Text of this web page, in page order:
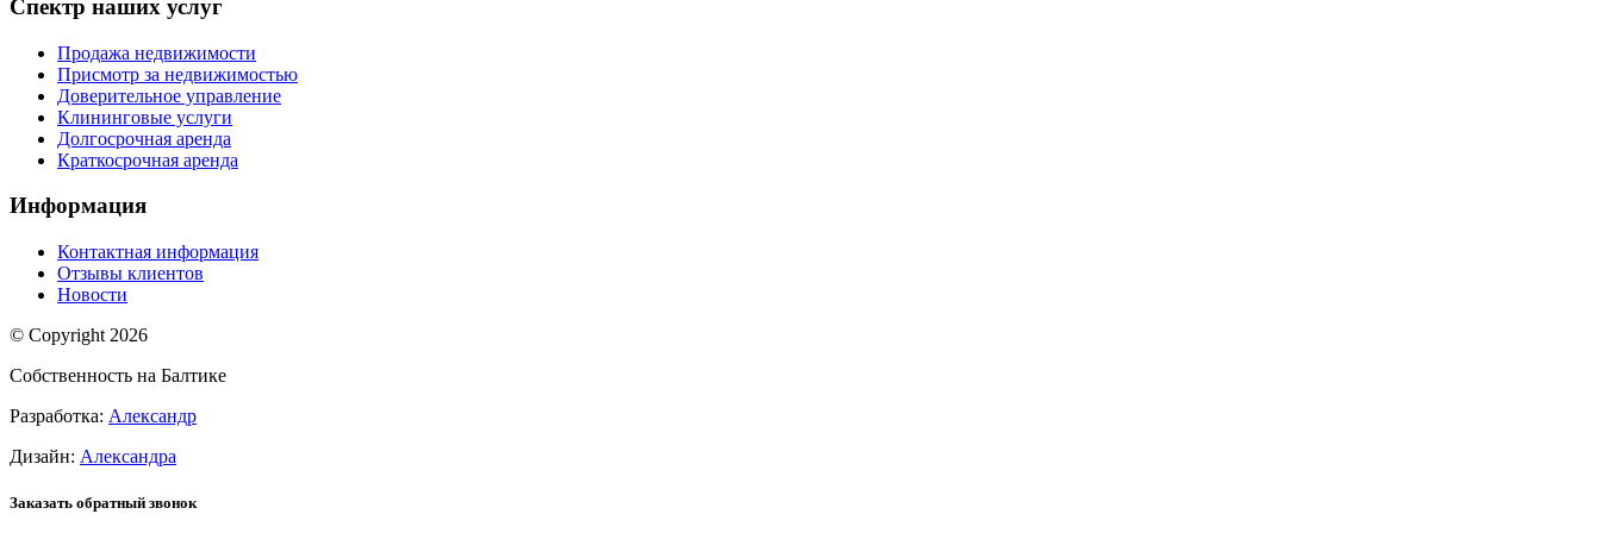
Спектр наших услуг
Продажа недвижимости
Присмотр за недвижимостью
Доверительное управление
Клининговые услуги
Долгосрочная аренда
Краткосрочная аренда
Информация
Контактная информация
Отзывы клиентов
Новости
© Copyright 2026
Собственность на Балтике
Разработка: Александр
Дизайн: Александра
Заказать обратный звонок